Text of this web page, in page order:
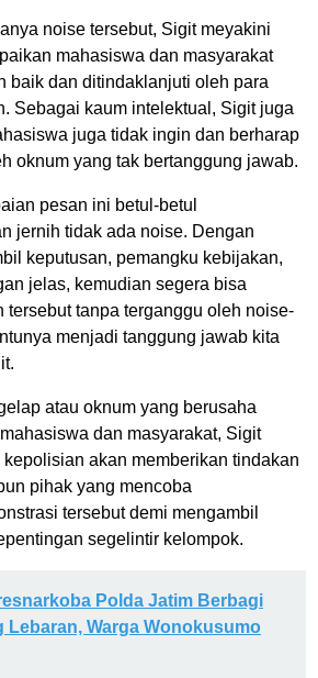
noise tersebut, Sigit meyakini
mahasiswa dan masyarakat
baik dan ditindaklanjuti oleh para
Sebagai kaum intelektual, Sigit juga
juga tidak ingin dan berharap
oknum yang tak bertanggung jawab.
pesan ini betul-betul
jernih tidak ada noise. Dengan
keputusan, pemangku kebijakan,
jelas, kemudian segera bisa
tersebut tanpa terganggu oleh noise-
menjadi tanggung jawab kita
atau oknum yang berusaha
dan masyarakat, Sigit
akan memberikan tindakan
pihak yang mencoba
tersebut demi mengambil
segelintir kelompok.
Polda Jatim Berbagi
Lebaran, Warga Wonokusumo